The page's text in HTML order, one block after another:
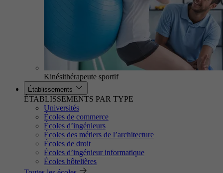
Kinésithérapeute sportif
Établissements
ÉTABLISSEMENTS PAR TYPE
Universités
Écoles de commerce
Écoles d’ingénieurs
Écoles des métiers de l’architecture
Écoles de droit
Écoles d’ingénieur informatique
Écoles hôtelières